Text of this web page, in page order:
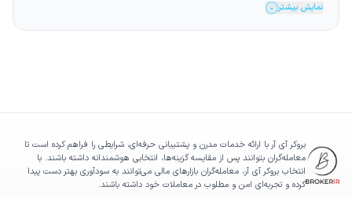
نمایش بیشتر ⌄
بروکر آی آر با ارائه خدمات مدرن و پشتیبانی حرفه‌ای، شرایطی را فراهم کرده است تا
معامله‌گران بتوانند پس از مقایسه گزینه‌ها، انتخابی هوشمندانه داشته باشند. با
انتخاب بروکر آی آر، معامله‌گران بازارهای مالی می‌توانند به سودآوری بهتر دست پیدا
کرده و تجربه‌ای امن و مطلوب در معاملات خود داشته باشند.